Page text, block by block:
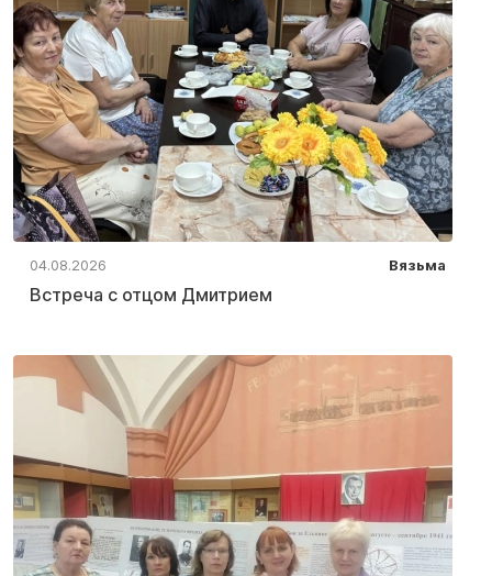
04.08.2026 Вязьма
Встреча с отцом Дмитрием